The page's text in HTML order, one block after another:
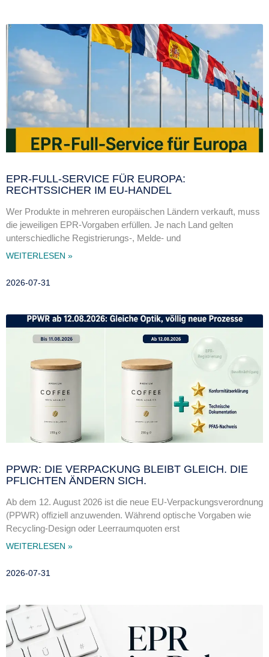
EPR-FULL-SERVICE FÜR EUROPA:
RECHTSSICHER IM EU-HANDEL
Wer Produkte in mehreren europäischen Ländern verkauft, muss
die jeweiligen EPR-Vorgaben erfüllen. Je nach Land gelten
unterschiedliche Registrierungs-, Melde- und
WEITERLESEN »
2026-07-31
PPWR: DIE VERPACKUNG BLEIBT GLEICH. DIE
PFLICHTEN ÄNDERN SICH.
Ab dem 12. August 2026 ist die neue EU-Verpackungsverordnung
(PPWR) offiziell anzuwenden. Während optische Vorgaben wie
Recycling-Design oder Leerraumquoten erst
WEITERLESEN »
2026-07-31